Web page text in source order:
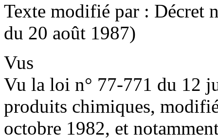
Texte modifié par : Décret
du 20 août 1987)
Vus
Vu la loi n° 77-771 du 12
produits chimiques,
octobre 1982, et